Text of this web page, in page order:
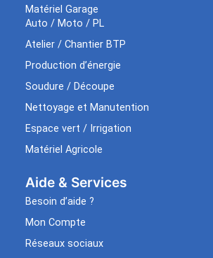
Matériel Garage
Auto / Moto / PL
Atelier / Chantier BTP
Production d’énergie
Soudure / Découpe
Nettoyage et Manutention
Espace vert / Irrigation
Matériel Agricole
Aide & Services​
Besoin d’aide ?
Mon Compte
Réseaux sociaux